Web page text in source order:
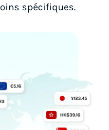
spécifiques.